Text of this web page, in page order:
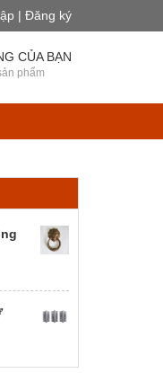
| Đăng ký
CỦA BẠN
phẩm